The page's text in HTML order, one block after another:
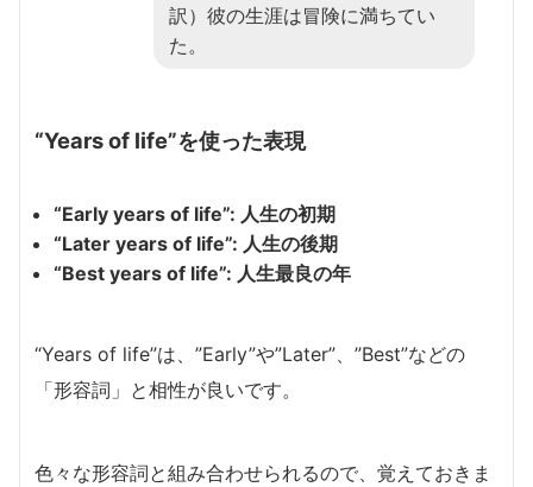
訳）彼の生涯は冒険に満ちてい
た。
“Years of life”を使った表現
“Early years of life”: 人生の初期
“Later years of life”: 人生の後期
“Best years of life”: 人生最良の年
“Years of life”は、”Early”や”Later”、”Best”などの
「形容詞」と相性が良いです。
色々な形容詞と組み合わせられるので、覚えておきま